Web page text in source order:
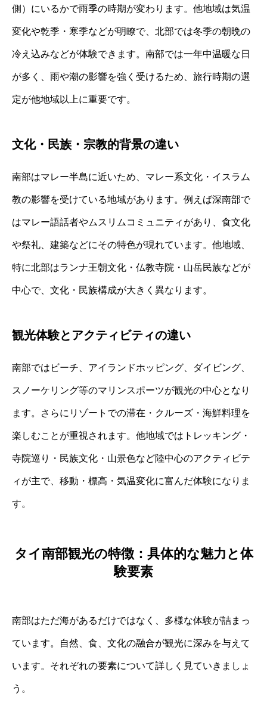
側）にいるかで雨季の時期が変わります。他地域は気温
変化や乾季・寒季などが明瞭で、北部では冬季の朝晩の
冷え込みなどが体験できます。南部では一年中温暖な日
が多く、雨や潮の影響を強く受けるため、旅行時期の選
定が他地域以上に重要です。
文化・民族・宗教的背景の違い
南部はマレー半島に近いため、マレー系文化・イスラム
教の影響を受けている地域があります。例えば深南部で
はマレー語話者やムスリムコミュニティがあり、食文化
や祭礼、建築などにその特色が現れています。他地域、
特に北部はランナ王朝文化・仏教寺院・山岳民族などが
中心で、文化・民族構成が大きく異なります。
観光体験とアクティビティの違い
南部ではビーチ、アイランドホッピング、ダイビング、
スノーケリング等のマリンスポーツが観光の中心となり
ます。さらにリゾートでの滞在・クルーズ・海鮮料理を
楽しむことが重視されます。他地域ではトレッキング・
寺院巡り・民族文化・山景色など陸中心のアクティビテ
ィが主で、移動・標高・気温変化に富んだ体験になりま
す。
タイ南部観光の特徴：具体的な魅力と体
験要素
南部はただ海があるだけではなく、多様な体験が詰まっ
ています。自然、食、文化の融合が観光に深みを与えて
います。それぞれの要素について詳しく見ていきましょ
う。